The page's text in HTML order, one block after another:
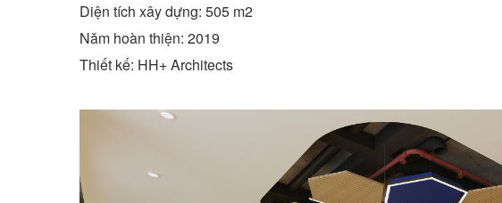
Diện tích xây dựng: 505 m2
Năm hoàn thiện: 2019
Thiết kế: HH+ Architects